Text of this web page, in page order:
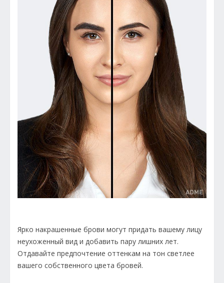
Ярко накрашенные брови могут придать вашему лицу
неухоженный вид и добавить пару лишних лет.
Отдавайте предпочтение оттенкам на тон светлее
вашего собственного цвета бровей.